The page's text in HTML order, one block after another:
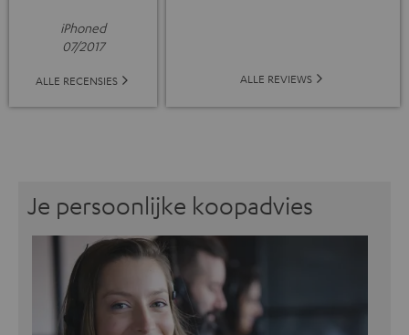
iPhoned
07/2017
ALLE RECENSIES ALLE REVIEWS
Je persoonlijke koopadvies